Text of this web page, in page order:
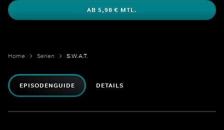
AB 5,98 € MTL.
Home Serien S.W.A.T.
EPISODENGUIDE DETAILS